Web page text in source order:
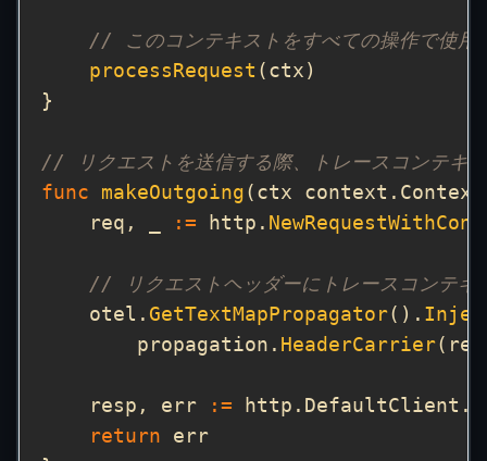
// このコンテキストをすべての操作で使用
processRequest
// リクエストを送信する際、トレースコンテキ
func
makeOutgoing (ctx
    req, _
:= http.
// リクエストヘッダーにトレースコンテキ
    otel.
GetTextMapPropagator().
        propagation.
HeaderCarrier
    resp, err
:= http.DefaultClient.
return